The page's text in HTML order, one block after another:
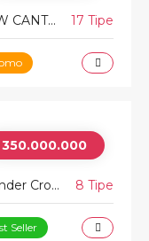
NEW CANTER 17 Tipe
350.000.000
Xpander Cross 8 Tipe
Seller